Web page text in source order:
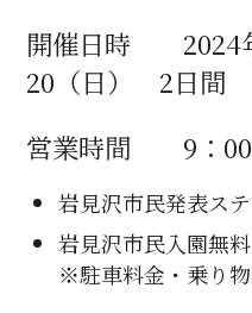
開催日時 2024年
20（日） 2日間
営業時間 9：00
岩見沢市民発表ス
岩見沢市民入園無料
※駐車料金・乗り